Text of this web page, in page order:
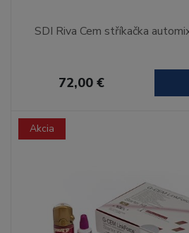
SDI Riva Cem stříkačka
72,00 €
Akcia